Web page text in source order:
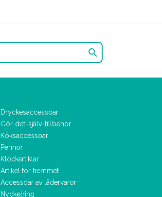

Dryckesaccessoar
Gör-det-själv-tillbehör
Köksaccessoar
Pennor
Klockartiklar
Artikel för hemmet
Accessoar av lädervaror
Nyckelring